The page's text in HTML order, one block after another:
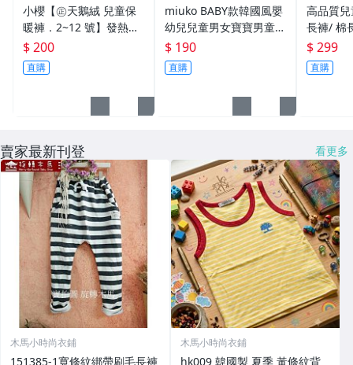
小櫻【㊣天鵝絨 兒童保
暖褲．2~12 號】發熱褲.
衛生褲. 刷毛褲. 防寒褲.
睡褲. 刷毛褲. 彈性好. 超
保暖舒服
$ 200
直購
miuko BABY款韓國風嬰
幼兒兒童男女寶寶男童女
童 2020夏款 透氣輕薄
條紋 格子 數字 幾何 縮
口防蚊褲/現貨
$ 190
直購
高品質
長褲/ 棉
$ 299
直購
賣家最新刊登 看更多
木馬小時尚衣鋪
151385-1寬條紋綁帶刷毛長褲
木馬小時尚衣鋪
hk009 韓國製 夏季 黃條紋背